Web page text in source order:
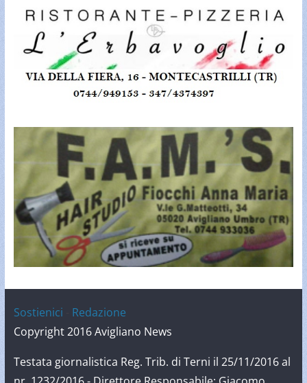
Sostienici
Redazione
Copyright 2016 Avigliano News
Testata giornalistica Reg. Trib. di Terni il 25/11/2016 al